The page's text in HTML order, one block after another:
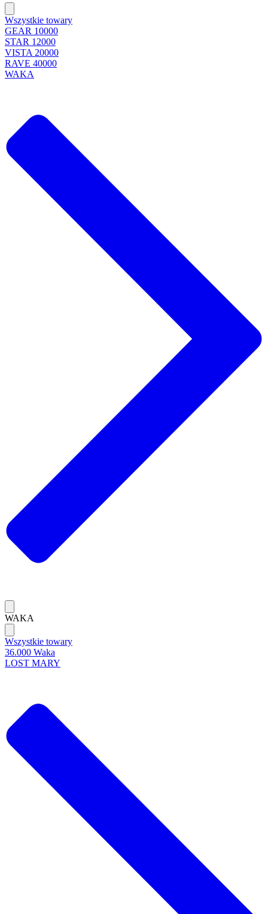
Wszystkie towary
GEAR 10000
STAR 12000
VISTA 20000
RAVE 40000
WAKA
WAKA
Wszystkie towary
36.000 Waka
LOST MARY